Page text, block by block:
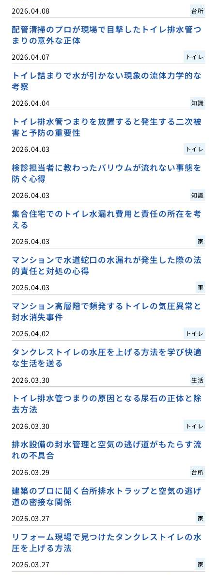
2026.04.08 台所
配管清掃のプロが現場で目撃したトイレ排水管つ
まりの意外な正体
2026.04.07 トイレ
トイレ詰まりで水が引かない現象の流体力学的な
考察
2026.04.04 知識
トイレ排水管つまりを放置すると発生する二次被
害と予防の重要性
2026.04.03 トイレ
検診担当者に教わったバリウムが流れない事態を
防ぐ心得
2026.04.03 知識
集合住宅でのトイレ水漏れ費用と責任の所在を考
える
2026.04.03 家
マンションで水道蛇口の水漏れが発生した際の法
的責任と対処の心得
2026.04.03 車
マンション高層階で頻発するトイレの気圧異常と
封水消失事件
2026.04.02 トイレ
タンクレストイレの水圧を上げる方法を学び快適
な生活を送る
2026.03.30 生活
トイレ排水管つまりの原因となる尿石の正体と除
去方法
2026.03.30 トイレ
排水設備の封水管理と空気の逃げ道がもたらす流
れの不具合
2026.03.29 台所
建築のプロに聞く台所排水トラップと空気の逃げ
道の密接な関係
2026.03.27 家
リフォーム現場で見つけたタンクレストイレの水
圧を上げる方法
2026.03.27 家